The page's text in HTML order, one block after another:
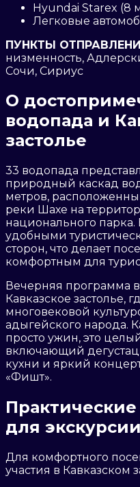
Hyundai Starex (8
Легковые
ПУНКТЫ
низменность,
Сочи, Сириус
О
водопада и
застолье
33 водопада
природный каскад
метров,
реки Шахе на
национального
удобными
сторон, что делает
комфортным для
Вечерняя программа
Кавказское застолье,
многовековой
адыгейского народа.
просто ужин, это
включающий
кухни и яркий
«Фишт».
для экскурсии
Для комфортного
участия в Кавказском